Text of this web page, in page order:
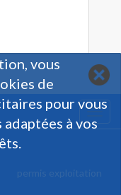
permis exploitation
vous
de
pour vous
à vos